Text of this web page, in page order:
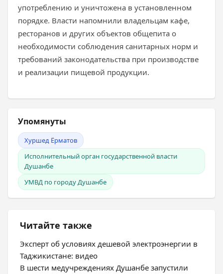
употреблению и уничтожена в установленном
порядке. Власти напомнили владельцам кафе,
ресторанов и других объектов общепита о
необходимости соблюдения санитарных норм и
требований законодательства при производстве
и реализации пищевой продукции.
Упомянуты
Хуршед Ёрматов
Исполнительный орган государственной власти
Душанбе
УМВД по городу Душанбе
Читайте также
Эксперт об условиях дешевой электроэнергии в
Таджикистане: видео
В шести медучреждениях Душанбе запустили